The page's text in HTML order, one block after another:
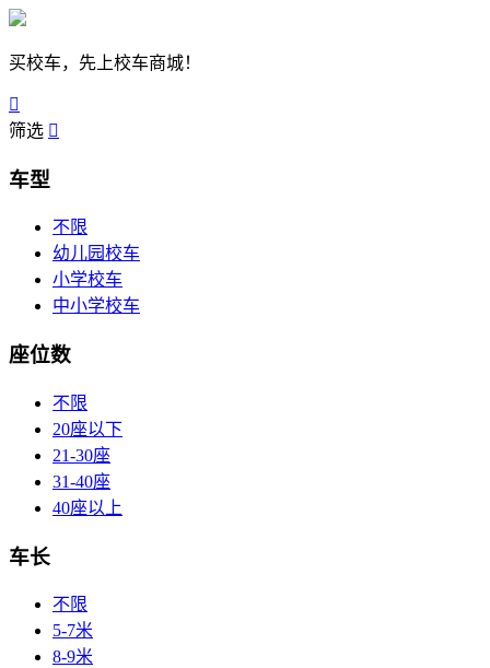
买校车，先上校车商城！

筛选 
车型
不限
幼儿园校车
小学校车
中小学校车
座位数
不限
20座以下
21-30座
31-40座
40座以上
车长
不限
5-7米
8-9米